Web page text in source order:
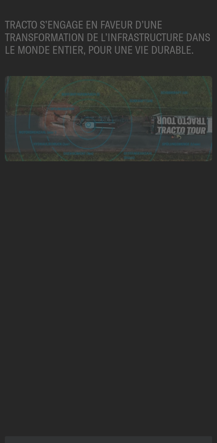
TRACTO S’ENGAGE EN FAVEUR D’UNE
TRANSFORMATION DE L’INFRASTRUCTURE DANS
LE MONDE ENTIER, POUR UNE VIE DURABLE.